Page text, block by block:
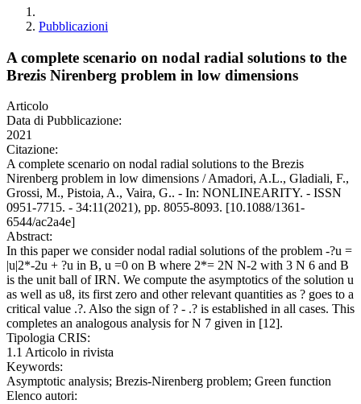
Pubblicazioni
A complete scenario on nodal radial solutions to the
Brezis Nirenberg problem in low dimensions
Articolo
Data di Pubblicazione:
2021
Citazione:
A complete scenario on nodal radial solutions to the Brezis
Nirenberg problem in low dimensions / Amadori, A.L., Gladiali, F.,
Grossi, M., Pistoia, A., Vaira, G.. - In: NONLINEARITY. - ISSN
0951-7715. - 34:11(2021), pp. 8055-8093. [10.1088/1361-
6544/ac2a4e]
Abstract:
In this paper we consider nodal radial solutions of the problem -?u =
|u|2*-2u + ?u in B, u =0 on B where 2*= 2N N-2 with 3 N 6 and B
is the unit ball of IRN. We compute the asymptotics of the solution u
as well as u8, its first zero and other relevant quantities as ? goes to a
critical value .?. Also the sign of ? - .? is established in all cases. This
completes an analogous analysis for N 7 given in [12].
Tipologia CRIS:
1.1 Articolo in rivista
Keywords:
Asymptotic analysis; Brezis-Nirenberg problem; Green function
Elenco autori: